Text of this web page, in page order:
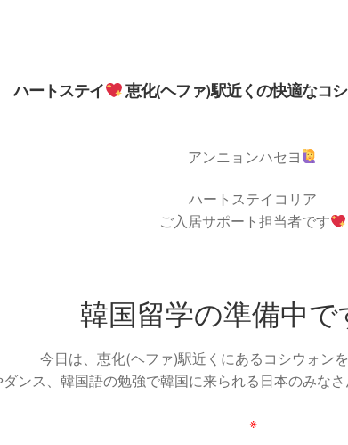
ハートステイ 恵化(ヘファ)駅近くの快適なコ
アンニョンハセヨ
ハートステイコリア
ご入居サポート担当者です
韓国留学の準備中で
今日は、恵化(ヘファ)駅近くにあるコシウォン
ダンス、韓国語の勉強で韓国に来られる日本のみな
※